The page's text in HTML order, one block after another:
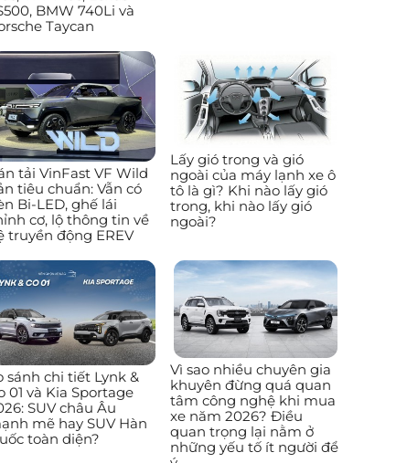
BMW 740Li và
Taycan
tải VinFast VF Wild
tiêu chuẩn: Vẫn có
Bi-LED, ghế lái
cơ, lộ thông tin về
truyền động EREV
Lấy gió trong và gió
ngoài của máy lạnh xe ô
tô là gì? Khi nào lấy gió
trong, khi nào lấy gió
ngoài?
sánh chi tiết Lynk &
01 và Kia Sportage
SUV châu Âu
mẽ hay SUV Hàn
toàn diện?
Vì sao nhiều chuyên gia
khuyên đừng quá quan
tâm công nghệ khi mua
xe năm 2026? Điều
quan trọng lại nằm ở
những yếu tố ít người để